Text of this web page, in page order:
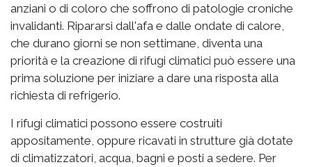
anziani o di coloro che soffrono di patologie croniche
invalidanti. Ripararsi dall'afa e dalle ondate di calore,
che durano giorni se non settimane, diventa una
priorità e la creazione di rifugi climatici può essere una
prima soluzione per iniziare a dare una risposta alla
richiesta di refrigerio.
I rifugi climatici possono essere costruiti
appositamente, oppure ricavati in strutture già dotate
di climatizzatori, acqua, bagni e posti a sedere. Per